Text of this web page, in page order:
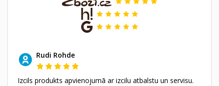
Rudi Rohde
Izcils produkts apvienojumā ar izcilu atbalstu un servisu.